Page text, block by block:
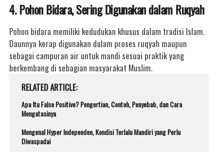
4. Pohon Bidara, Sering Digunakan dalam Ruqyah
Pohon bidara memiliki kedudukan khusus dalam tradisi Islam.
Daunnya kerap digunakan dalam proses ruqyah maupun
sebagai campuran air untuk mandi sesuai praktik yang
berkembang di sebagian masyarakat Muslim.
RELATED ARTICLE
Apa Itu False Positive? Pengertian, Contoh, Penyebab, dan Cara
Mengatasinya
Mengenal Hyper Independen, Kondisi Terlalu Mandiri yang Perlu
Diwaspadai